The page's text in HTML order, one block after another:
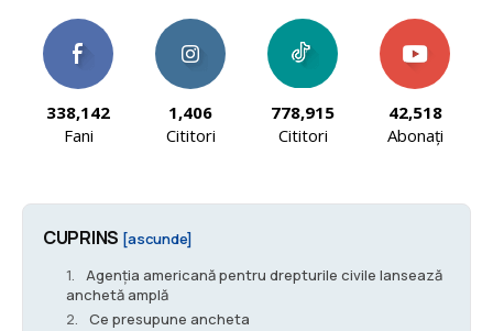
338,142
Fani
1,406
Cititori
778,915
Cititori
42,518
Abonați
CUPRINS [ascunde]
Agenția americană pentru drepturile civile lansează
anchetă amplă
Ce presupune ancheta